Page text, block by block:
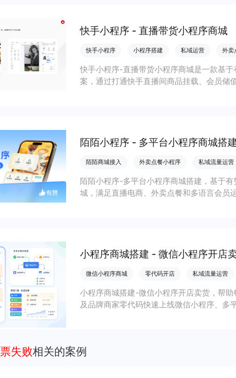
快手小程序 - 直播带货小程序商城
快手小程序 小程序搭建 私域运营 外卖
快手小程序-直播带货小程序商城是一款基
案，通过打通快手直播间商品挂载、会员储
陌陌小程序 - 多平台小程序商城搭
陌陌商城接入 外卖点餐小程序 私域流量运营
陌陌小程序-多平台小程序商城搭建，基于
城，满足直播电商、外卖点餐和多语言会员
小程序商城搭建 - 微信小程序开店
微信小程序商城 零代码开店 私域流量运营
小程序商城搭建-微信小程序开店卖货，帮
及品牌商家零代码快速上线微信小程序、多
失败相关的案例